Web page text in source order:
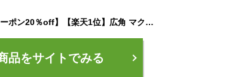
【先着100名様限定クーポン20％off】【楽天1位】広角 マクロ アイフォン iPhone インスタ ケラレ 接写レンズ レンズセット レンズカバー スマートフォン用カメラレンズ 12.5倍レンズ スマホカメラレンズ 広角レンズ 広範囲撮影 マクロレンズ Lens 顕微鏡
品をサイトでみる